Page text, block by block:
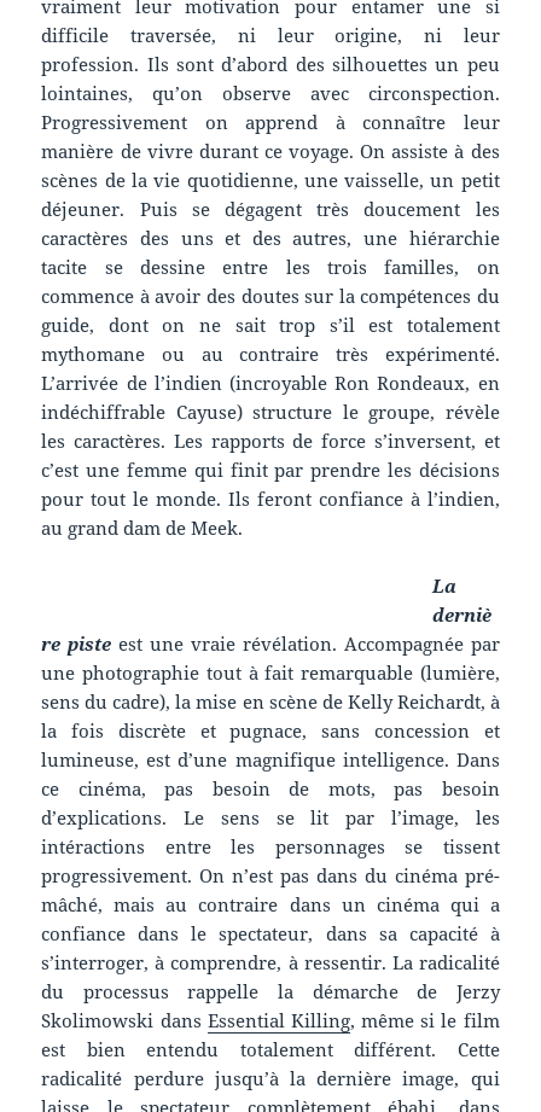
vraiment leur motivation pour entamer une si
difficile traversée, ni leur origine, ni leur
profession. Ils sont d’abord des silhouettes un peu
lointaines, qu’on observe avec circonspection.
Progressivement on apprend à connaître leur
manière de vivre durant ce voyage. On assiste à des
scènes de la vie quotidienne, une vaisselle, un petit
déjeuner. Puis se dégagent très doucement les
caractères des uns et des autres, une hiérarchie
tacite se dessine entre les trois familles, on
commence à avoir des doutes sur la compétences du
guide, dont on ne sait trop s’il est totalement
mythomane ou au contraire très expérimenté.
L’arrivée de l’indien (incroyable Ron Rondeaux, en
indéchiffrable Cayuse) structure le groupe, révèle
les caractères. Les rapports de force s’inversent, et
c’est une femme qui finit par prendre les décisions
pour tout le monde. Ils feront confiance à l’indien,
au grand dam de Meek.
La
derniè
re piste est une vraie révélation. Accompagnée par
une photographie tout à fait remarquable (lumière,
sens du cadre), la mise en scène de Kelly Reichardt, à
la fois discrète et pugnace, sans concession et
lumineuse, est d’une magnifique intelligence. Dans
ce cinéma, pas besoin de mots, pas besoin
d’explications. Le sens se lit par l’image, les
intéractions entre les personnages se tissent
progressivement. On n’est pas dans du cinéma pré-
mâché, mais au contraire dans un cinéma qui a
confiance dans le spectateur, dans sa capacité à
s’interroger, à comprendre, à ressentir. La radicalité
du processus rappelle la démarche de Jerzy
Skolimowski dans Essential Killing, même si le film
est bien entendu totalement différent. Cette
radicalité perdure jusqu’à la dernière image, qui